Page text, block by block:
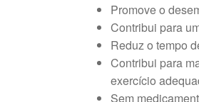
Promove o
Contribui para
Reduz o tempo
Contribui para
exercício
Sem